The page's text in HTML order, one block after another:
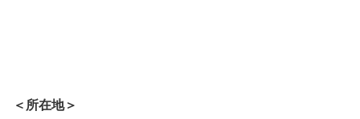
＜所在地＞